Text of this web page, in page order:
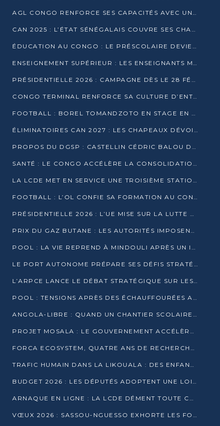
AGL CONGO RENFORCE SES CAPACITÉS AVEC UNE GRUE DE 250 TONNES
CAN 2025 : L’ÉTAT SÉNÉGALAIS COUVRE SES CHAMPIONS D’AFRIQUE DE RÉCOMPENSES EXCEPTIONNELLES
ÉDUCATION AU CONGO : LE PRÉSCOLAIRE DEVIENT OBLIGATOIRE, LE BTS CONSACRÉ DIPLÔME D’ÉTAT
ENSEIGNEMENT SUPÉRIEUR : LES ENSEIGNANTS MAINTIENNENT LA GRÈVE ET EXIGENT UN ACCORD ÉCRIT AVEC L’ÉTAT
PRÉSIDENTIELLE 2026 : CAMPAGNE DÈS LE 28 FÉVRIER, SCRUTIN LES 12 ET 15 MARS
CONGO TERMINAL RENFORCE SA CULTURE D’ENTREPRISE AVEC LE PROGRAMME « WIN TOGETHER »
FOOTBALL : BOREL TOMANDZOTO EN STAGE EN ESPAGNE AVEC POLISSYA FC
ÉLIMINATOIRES CAN 2027 : LES CHAPEAUX DÉVOILÉS, LE CONGO FIXÉ SUR SON SORT
PROPOS DU DGSP : CASTELLIN CÉDRIC BALOU DÉNONCE DES PROPOS INTIMIDANTS
SANTÉ : LE CONGO ACCÉLÈRE LA CONSOLIDATION DE L’OFFRE DE SOINS
LA LCDE MET EN SERVICE UNE TROISIÈME STATION D’EAU POTABLE À MFILOU
FOOTBALL : L’OL CONFIE SA FORMATION AU CONGOLAIS CHRISTIAN BASSILA
PRÉSIDENTIELLE 2026 : L’UE MISE SUR LA LUTTE CONTRE LA DÉSINFORMATION
PRIX DU GAZ BUTANE : LES AUTORITÉS IMPOSENT LE RESPECT DES PRIX RÉGLEMENTÉS
POOL : LA VIE REPREND À MINDOULI APRÈS UN INCIDENT ARMÉ SUR LA RN1
LE PORT AUTONOME PRÉPARE SES DÉFIS STRATÉGIQUES DE 2026
L’ARPCE LANCE LE DÉBAT STRATÉGIQUE SUR LES DONNÉES, L’IA ET LA FINANCE NUMÉRIQUE AU CONGO
POOL : TENSIONS APRÈS DES ÉCHAUFFOURÉES ARMÉES ENTRE DGSP ET EX-MILICIENS NINJA
ANGOLA-LIBRE : QUAND UN CHANTIER SCOLAIRE DEVIENT LE MIROIR D’UN CONGO EN MOUVEMENT
PROJET MOSALA : LE GOUVERNEMENT ACCÉLÈRE L’INSERTION DES JEUNES EN 2026
FORCA ECOSYSTEM, QUATRE ANS DE RECHERCHE DE TERRAIN AVANT UN LANCEMENT OFFICIEL EN 2026
TRAFIC HUMAIN DANS LA LIKOUALA : DES ENFANTS AUTOCHTONES RÉDUITS AU TRAVAIL FORCÉ
BUDGET 2026 : LES DÉPUTÉS ADOPTENT UNE LOI DES FINANCES DE PLUS DE 2500 MILLIARDS FCFA
ARNAQUE EN LIGNE : LA LCDE DÉMENT TOUTE CAMPAGNE DE RECRUTEMENT
VŒUX 2026 : SASSOU-NGUESSO EXHORTE LES FORCES VIVES À RENFORCER L’UNITÉ